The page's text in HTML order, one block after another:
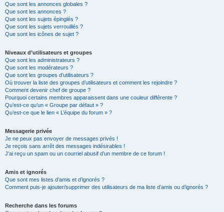
Que sont les annonces globales ?
Que sont les annonces ?
Que sont les sujets épinglés ?
Que sont les sujets verrouillés ?
Que sont les icônes de sujet ?
Niveaux d’utilisateurs et groupes
Que sont les administrateurs ?
Que sont les modérateurs ?
Que sont les groupes d’utilisateurs ?
Où trouver la liste des groupes d’utilisateurs et comment les rejoindre ?
Comment devenir chef de groupe ?
Pourquoi certains membres apparaissent dans une couleur différente ?
Qu’est-ce qu’un « Groupe par défaut » ?
Qu’est-ce que le lien « L’équipe du forum » ?
Messagerie privée
Je ne peux pas envoyer de messages privés !
Je reçois sans arrêt des messages indésirables !
J’ai reçu un spam ou un courriel abusif d’un membre de ce forum !
Amis et ignorés
Que sont mes listes d’amis et d’ignorés ?
Comment puis-je ajouter/supprimer des utilisateurs de ma liste d’amis ou d’ignorés ?
Recherche dans les forums